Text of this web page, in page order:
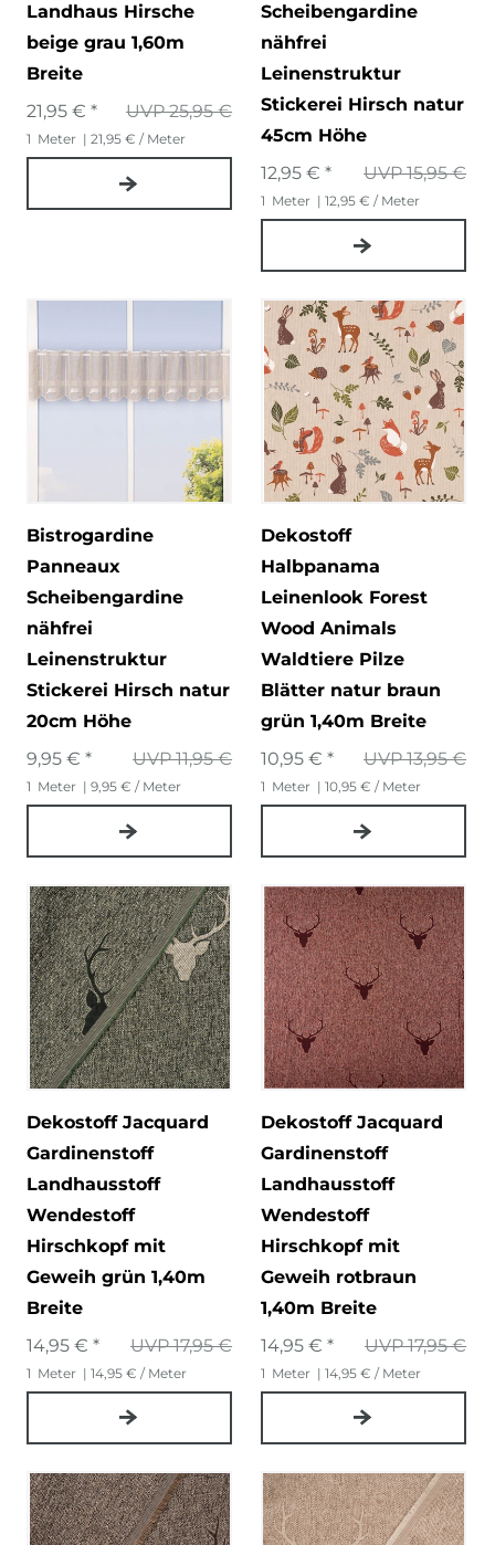
Landhaus Hirsche
beige grau 1,60m
Breite
UVP 25,95 €
21,95 € *
1 Meter | 21,95 € / Meter
Scheibengardine
nähfrei
Leinenstruktur
Stickerei Hirsch natur
45cm Höhe
UVP 15,95 €
12,95 € *
1 Meter | 12,95 € / Meter
Bistrogardine
Panneaux
Scheibengardine
nähfrei
Leinenstruktur
Stickerei Hirsch natur
20cm Höhe
UVP 11,95 €
9,95 € *
1 Meter | 9,95 € / Meter
Dekostoff
Halbpanama
Leinenlook Forest
Wood Animals
Waldtiere Pilze
Blätter natur braun
grün 1,40m Breite
UVP 13,95 €
10,95 € *
1 Meter | 10,95 € / Meter
Dekostoff Jacquard
Gardinenstoff
Landhausstoff
Wendestoff
Hirschkopf mit
Geweih grün 1,40m
Breite
UVP 17,95 €
14,95 € *
1 Meter | 14,95 € / Meter
Dekostoff Jacquard
Gardinenstoff
Landhausstoff
Wendestoff
Hirschkopf mit
Geweih rotbraun
1,40m Breite
UVP 17,95 €
14,95 € *
1 Meter | 14,95 € / Meter